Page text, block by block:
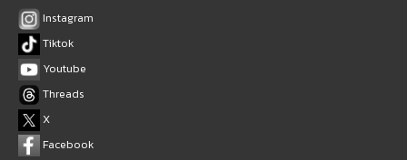
Instagram
Tiktok
Youtube
Threads
X
Facebook